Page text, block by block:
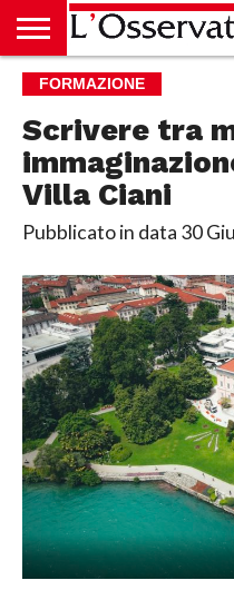
HOME
CULTURA
ECONOMIA
RUBRICHE
ARCHIVIO
PODCAST
ABBONAMENTO
CHI
ACCEDI
FORMAZIONE
Scrivere tra
Villa Ciani
Pubblicato in data 30